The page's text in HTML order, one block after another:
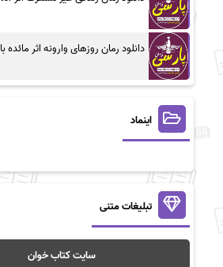
دانلود رمان روزهای وارونه اثر مائده
اینماد
تبلیغات متنی
سایت کتاب خوان